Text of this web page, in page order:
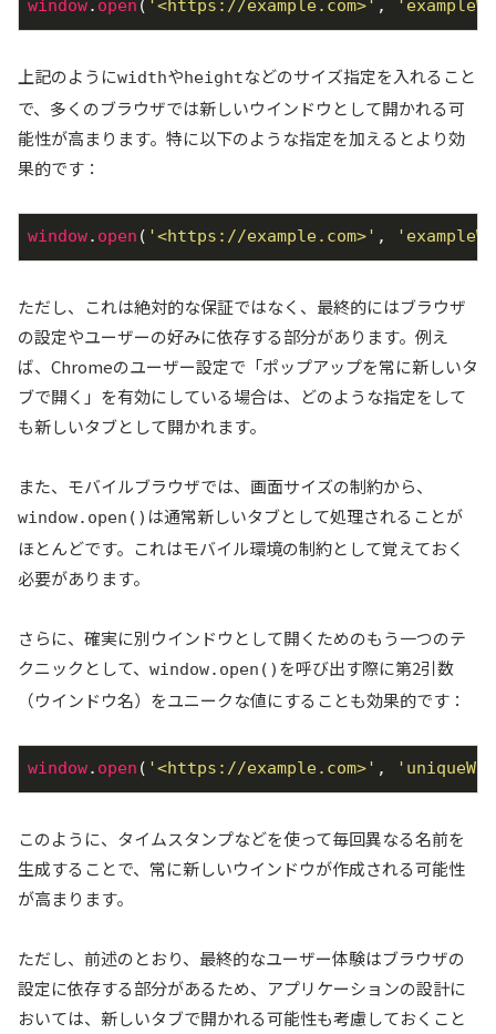
window. open ( '<https://example.com>' ,
上記のようにwidthやheightなどのサイズ指定を入れること
で、多くのブラウザでは新しいウインドウとして開かれる可
能性が高まります。特に以下のような指定を加えるとより効
果的です：
window. open ( '<https://example.com>' ,
ただし、これは絶対的な保証ではなく、最終的にはブラウザ
の設定やユーザーの好みに依存する部分があります。例え
ば、Chromeのユーザー設定で「ポップアップを常に新しいタ
ブで開く」を有効にしている場合は、どのような指定をして
も新しいタブとして開かれます。
また、モバイルブラウザでは、画面サイズの制約から、
window.open() は通常新しいタブとして処理されることが
ほとんどです。これはモバイル環境の制約として覚えておく
必要があります。
さらに、確実に別ウインドウとして開くためのもう一つのテ
クニックとして、 window.open() を呼び出す際に第2引数
（ウインドウ名）をユニークな値にすることも効果的です：
window. open ( '<https://example.com>' ,
このように、タイムスタンプなどを使って毎回異なる名前を
生成することで、常に新しいウインドウが作成される可能性
が高まります。
ただし、前述のとおり、最終的なユーザー体験はブラウザの
設定に依存する部分があるため、アプリケーションの設計に
おいては、新しいタブで開かれる可能性も考慮しておくこと